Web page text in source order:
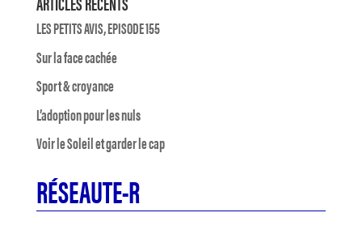
LES PETITS AVIS, EPISODE 155
Sur la face cachée
Sport & croyance
L’adoption pour les nuls
Voir le Soleil et garder le cap
RÉSEAUTE-R